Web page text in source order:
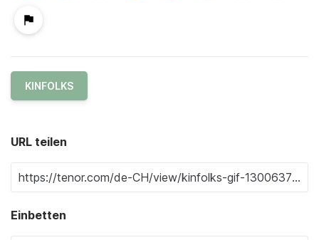
KINFOLKS
URL teilen
Einbetten